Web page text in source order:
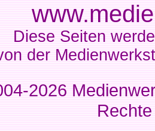
Diese Seiten
der
2026